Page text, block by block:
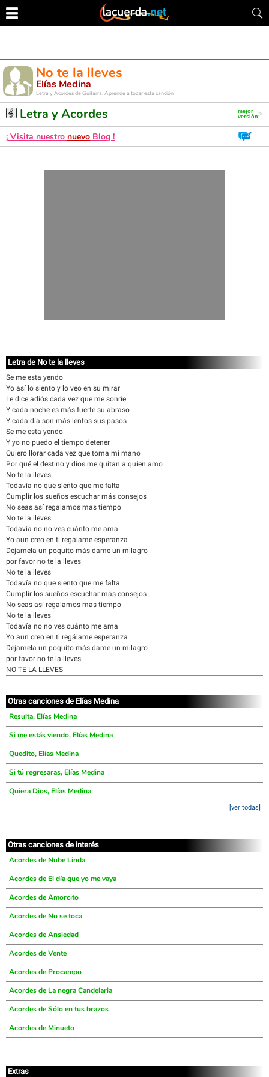
No te la lleves
Elías Medina
Letra y Acordes de Guitarra. Aprende a tocar esta canción
Letra y Acordes
¡ Visita nuestro nuevo Blog !
Letra de No te la lleves
Se me esta yendo
Yo así lo siento y lo veo en su mirar
Le dice adiós cada vez que me sonríe
Y cada noche es más fuerte su abraso
Y cada día son más lentos sus pasos
Se me esta yendo
Y yo no puedo el tiempo detener
Quiero llorar cada vez que toma mi mano
Por qué el destino y dios me quitan a quien amo
No te la lleves
Todavía no que siento que me falta
Cumplir los sueños escuchar más consejos
No seas así regalamos mas tiempo
No te la lleves
Todavía no no ves cuánto me ama
Yo aun creo en ti regálame esperanza
Déjamela un poquito más dame un milagro
por favor no te la lleves
No te la lleves
Todavía no que siento que me falta
Cumplir los sueños escuchar más consejos
No seas así regalamos mas tiempo
No te la lleves
Todavía no no ves cuánto me ama
Yo aun creo en ti regálame esperanza
Déjamela un poquito más dame un milagro
por favor no te la lleves
NO TE LA LLEVES
Otras canciones de Elías Medina
Resulta, Elías Medina
Si me estás viendo, Elías Medina
Quedito, Elías Medina
Si tú regresaras, Elías Medina
Quiera Dios, Elías Medina
[ver todas]
Otras canciones de interés
Acordes de Nube Linda
Acordes de El día que yo me vaya
Acordes de Amorcito
Acordes de No se toca
Acordes de Ansiedad
Acordes de Vente
Acordes de Procampo
Acordes de La negra Candelaria
Acordes de Sólo en tus brazos
Acordes de Minueto
Extras